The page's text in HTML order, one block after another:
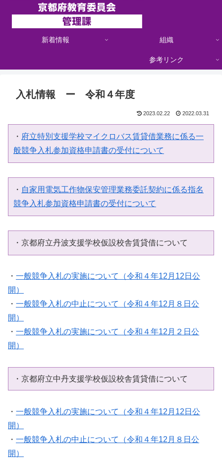
新着情報 組織
参考リンク
入札情報 ー 令和４年度
2023.02.22 2022.03.31
・ 府立特別支援学校マイクロバス賃貸借業務に係る一
般競争入札参加資格申請書の受付について
・ 自家用電気工作物保安管理業務委託契約に係る指名
競争入札参加資格申請書の受付について
・京都府立丹波支援学校仮設校舎賃貸借について
・ 一般競争入札の実施について（令和４年12月12日公
開）
・ 一般競争入札の中止について（令和４年12月８日公
開）
・ 一般競争入札の実施について（令和４年12月２日公
開）
・京都府立中丹支援学校仮設校舎賃貸借について
・ 一般競争入札の実施について（令和４年12月12日公
開）
・ 一般競争入札の中止について（令和４年12月８日公
開）